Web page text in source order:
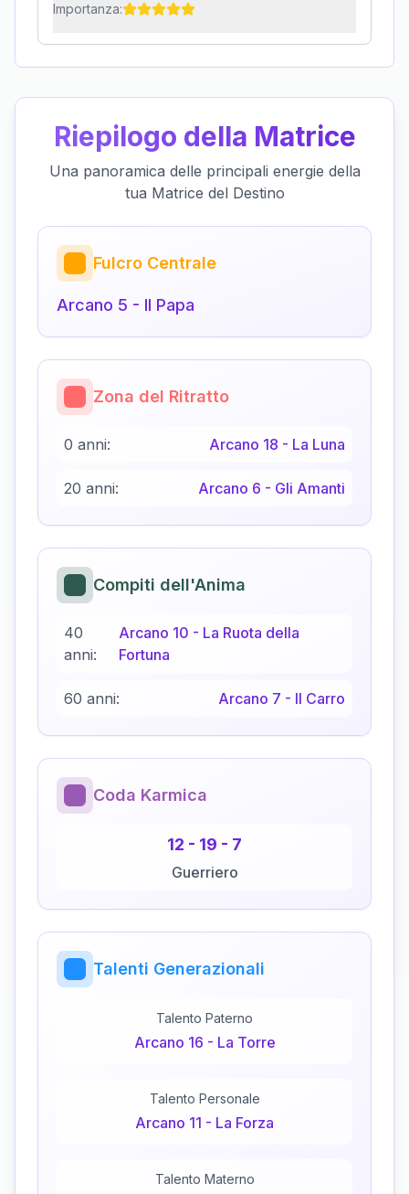
Importanza:
Riepilogo della Matrice
Una panoramica delle principali energie della
tua Matrice del Destino
Fulcro Centrale
Arcano 5 - Il Papa
Zona del Ritratto
0 anni: Arcano 18 - La Luna
20 anni: Arcano 6 - Gli Amanti
Compiti dell'Anima
40
anni:
Arcano 10 - La Ruota della
Fortuna
60 anni: Arcano 7 - Il Carro
Coda Karmica
12 - 19 - 7
Guerriero
Talenti Generazionali
Talento Paterno
Arcano 16 - La Torre
Talento Personale
Arcano 11 - La Forza
Talento Materno